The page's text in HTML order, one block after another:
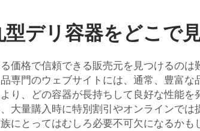
デリ容器をどこで
価格で信頼できる販売元を見つけるの
専門のウェブサイトには、通常、豊富
り、どの容器が長持ちして良好な性能
大量購入時に特別割引やオンラインでは
にとってはむしろ必要不可欠になるか